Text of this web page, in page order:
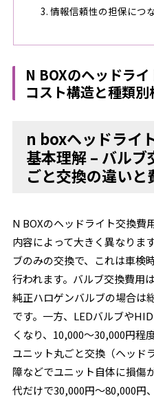
情報信頼性の担保につ
N BOXのヘッドラ
コスト構造と種類
n boxヘッドライ
基本理解 – バル
ごと交換の違いと
N BOXのヘッドライト交換費
内容によって大きく異なりま
ブのみの交換で、これは車検
行われます。バルブ交換費用
純正ハロゲンバルブの場合は
です。一方、LEDバルブや
くなり、10,000～30,000円程
ユニット丸ごと交換（ヘッド
障などでユニット自体に損傷
代だけで30,000円～80,000円